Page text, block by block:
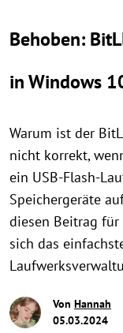
Behoben:
in Windows
Warum ist der
nicht korrekt,
ein USB-Flash-
Speichergeräte
diesen Beitrag
sich das
Von Hannah
05.03.2024